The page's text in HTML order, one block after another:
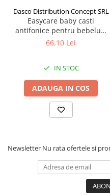
Afectiuni cardio-vasculare
Afectiuni urogenitale
Sanatatea mintii
Suplimente pentru imunitate
Antioxidanti
Altele-Suplimente alimentare
Dasco Distribution Concept SRL
Easycare baby casti
antifonice pentru bebelusi
si copii 0-4 ani (EASY00257)
66,10 Lei
IN STOC
ADAUGA IN COS
Newsletter Nu rata ofertele si